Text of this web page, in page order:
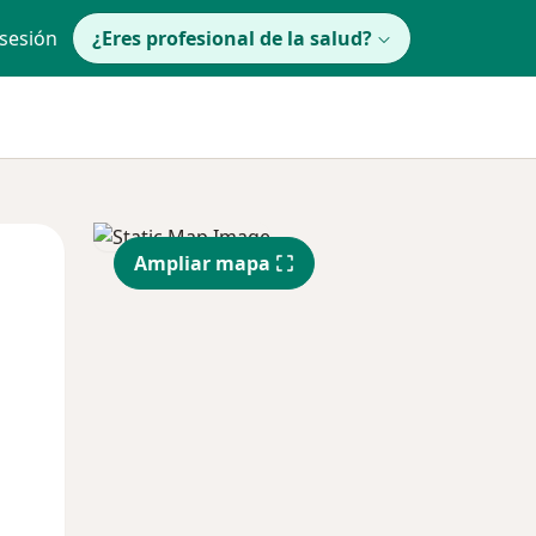
¿Eres profesional de la salud?
Jue
13 Ago
Vie
14 Ago
Ampliar mapa